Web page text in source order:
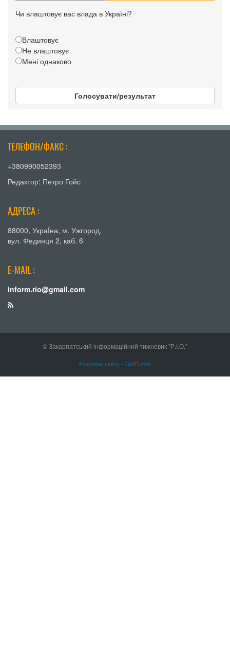
Чи влаштовує вас влада в Україні?
Влаштовує
Не влаштовує
Мені однаково
Голосувати/результат
ТЕЛЕФОН/ФАКС :
+380990052393
Редактор: Петро Гойс
АДРЕСА :
88000, УкраЇна, м. Ужгород,
вул. Фединця 2, каб. 6
E-MAIL :
inform.rio@gmail.com
© Закарпатський інформаційний тижневик "Р.І.О."
Розробка сайту - CrafIT.com